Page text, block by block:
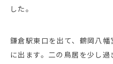
した。
鎌倉駅東口を出て、鶴岡八
に出ます。二の鳥居を少し